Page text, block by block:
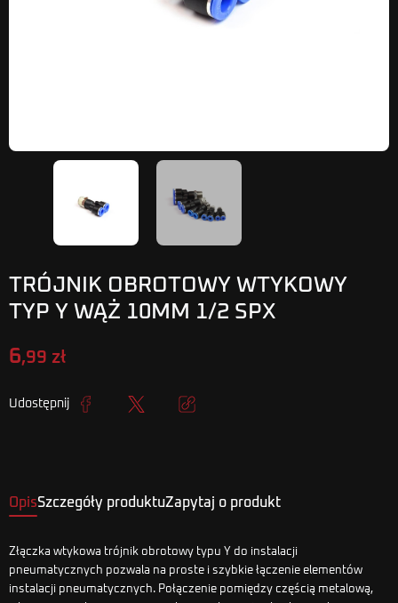
TRÓJNIK OBROTOWY WTYKOWY
TYP Y WĄŻ 10MM 1/2 SPX
6,99 zł
Udostępnij
OpisSzczegóły produktuZapytaj o produkt
Złączka wtykowa trójnik obrotowy typu Y do instalacji
pneumatycznych pozwala na proste i szybkie łączenie elementów
instalacji pneumatycznych. Połączenie pomiędzy częścią metalową,